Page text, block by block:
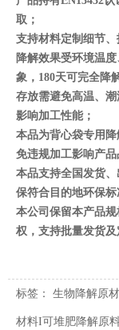
取；
支持材料定制细节
降解效果受环境温
象，180天可完全降
存放需避免高温、
影响加工性能；
本品为背心袋专用
免违规加工影响产品
本品支持全国发货
保符合目的地环保标
本公司保留本产品
权，支持批量发货及
标签： 生物降解原
材料I可堆肥降解原